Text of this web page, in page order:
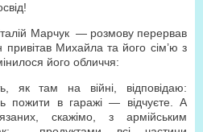
Марчук — розмову перервав
привітав Михайла та його сім’ю з
його обличчя:
як там на війні, відповідаю:
пожити в гаражі — відчуєте. А
скажімо, з армійським